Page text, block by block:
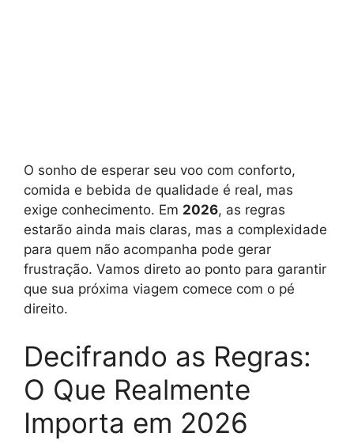
O sonho de esperar seu voo com conforto,
comida e bebida de qualidade é real, mas
exige conhecimento. Em 2026, as regras
estarão ainda mais claras, mas a complexidade
para quem não acompanha pode gerar
frustração. Vamos direto ao ponto para garantir
que sua próxima viagem comece com o pé
direito.
Decifrando as Regras:
O Que Realmente
Importa em 2026